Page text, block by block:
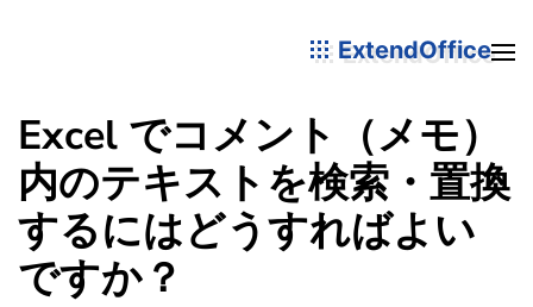
ExtendOffice
Excel でコメント（メモ）
内のテキストを検索・置換
するにはどうすればよい
ですか？